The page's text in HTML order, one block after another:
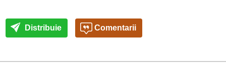
Distribuie Comentarii